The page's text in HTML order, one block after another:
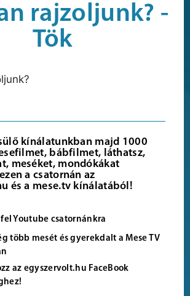
rajzoljunk? -
Tök
kínálatunkban majd 1000
bábfilmet, láthatsz,
meséket, mondókákat
a csatornán az
és a mese.tv kínálatából!
Youtube csatornánkra
több mesét és gyerekdalt a Mese TV
az egyszervolt.hu FaceBook